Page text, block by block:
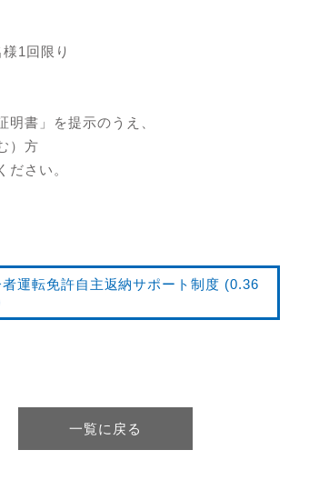
1回限り
書」を提示のうえ、
）方
さい。
運転免許自主返納サポート制度 (0.36
一覧に戻る